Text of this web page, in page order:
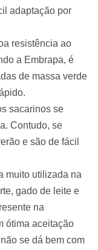
adaptação por
resistência ao
a Embrapa, é
de massa verde
sacarinos se
Contudo, se
e são de fácil
muito utilizada na
gado de leite e
na
ótima aceitação
se dá bem com